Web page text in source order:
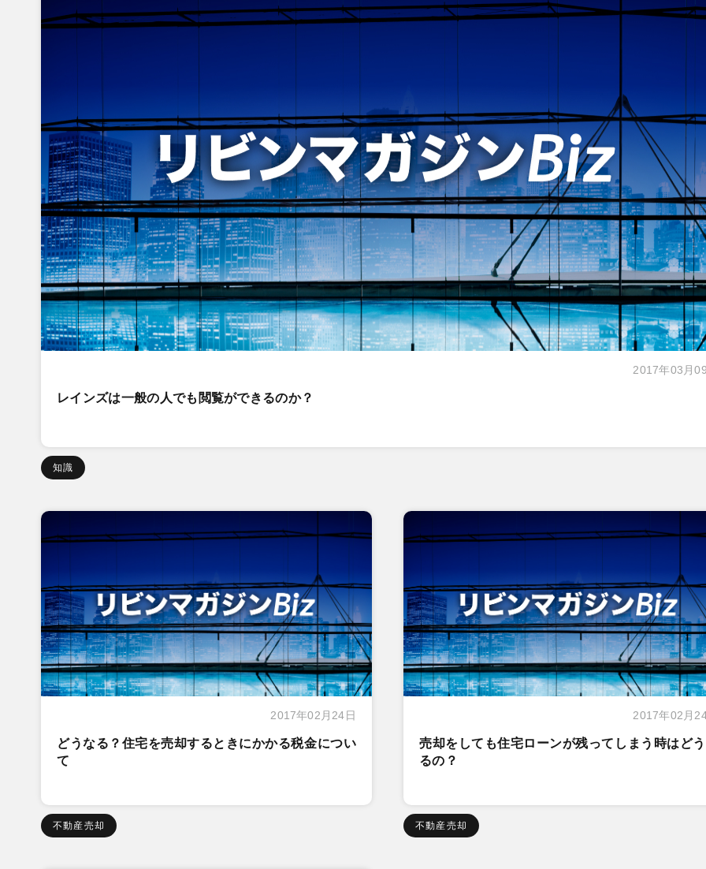
2017年03月
レインズは一般の人でも閲覧ができるのか？
知識
2017年02月24日
どうなる？住宅を売却するときにかかる税金につい
て
不動産売却
2017年02月
売却をしても住宅ローンが残ってしまう時はど
るの？
不動産売却